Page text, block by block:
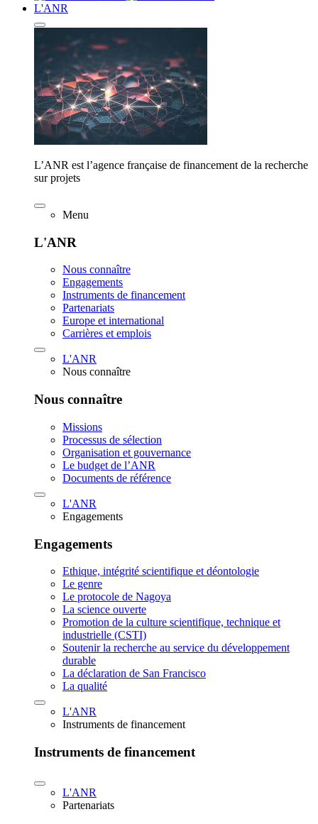
L'ANR
L’ANR est l’agence française de financement de la recherche
sur projets
Menu
L'ANR
Nous connaître
Engagements
Instruments de financement
Partenariats
Europe et international
Carrières et emplois
L'ANR
Nous connaître
Nous connaître
Missions
Processus de sélection
Organisation et gouvernance
Le budget de l’ANR
Documents de référence
L'ANR
Engagements
Engagements
Ethique, intégrité scientifique et déontologie
Le genre
Le protocole de Nagoya
La science ouverte
Promotion de la culture scientifique, technique et
industrielle (CSTI)
Soutenir la recherche au service du développement
durable
La déclaration de San Francisco
La qualité
L'ANR
Instruments de financement
Instruments de financement
L'ANR
Partenariats